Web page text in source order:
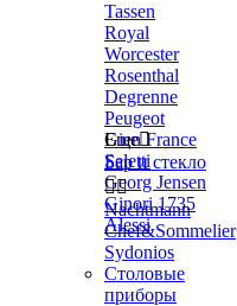
Tassen
Royal
Worcester
Rosenthal
Degrenne
Peugeot
Gien France
Seletti
Georg Jensen
Ginori 1735
Alessi
Еще
Бар и стекло

Nachtmann
Chef&Sommelier
Sydonios
Столовые
приборы